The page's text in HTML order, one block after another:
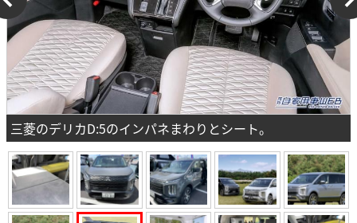
三菱のデリカD:5のインパネまわりとシート。